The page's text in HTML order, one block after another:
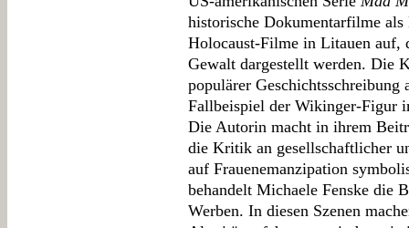
historische Dokumentarfilme als
Holocaust-Filme in Litauen auf,
Gewalt dargestellt werden. Die
populärer
Fallbeispiel der Wikinger-Figur
Die Autorin macht in ihrem
die Kritik an gesellschaftlicher
auf Frauenemanzipation
behandelt Michaele Fenske die
Werben. In diesen Szenen